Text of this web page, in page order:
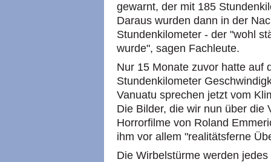
gewarnt, der mit 185
Daraus wurden dann in der
Stundenkilometer - der "wohl
wurde", sagen Fachleute.
Nur 15 Monate zuvor hatte auf
Stundenkilometer
Vanuatu sprechen jetzt vom
Die Bilder, die wir nun über die
Horrorfilme von Roland
ihm vor allem "realitätsferne
Die Wirbelstürme werden